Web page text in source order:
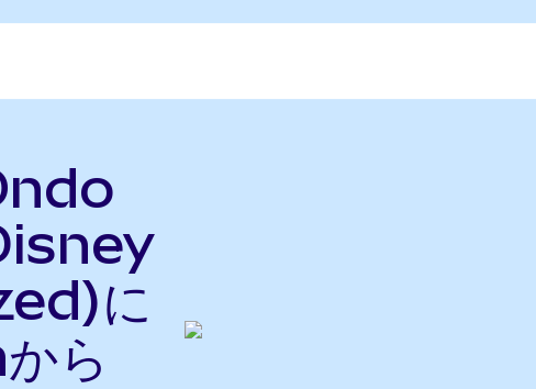
に
ら